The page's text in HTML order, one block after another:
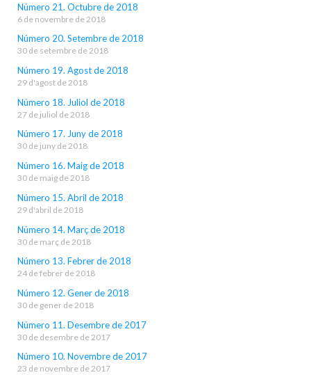
Número 21. Octubre de 2018
6 de novembre de 2018
Número 20. Setembre de 2018
30 de setembre de 2018
Número 19. Agost de 2018
29 d'agost de 2018
Número 18. Juliol de 2018
27 de juliol de 2018
Número 17. Juny de 2018
30 de juny de 2018
Número 16. Maig de 2018
30 de maig de 2018
Número 15. Abril de 2018
29 d'abril de 2018
Número 14. Març de 2018
30 de març de 2018
Número 13. Febrer de 2018
24 de febrer de 2018
Número 12. Gener de 2018
30 de gener de 2018
Número 11. Desembre de 2017
30 de desembre de 2017
Número 10. Novembre de 2017
23 de novembre de 2017